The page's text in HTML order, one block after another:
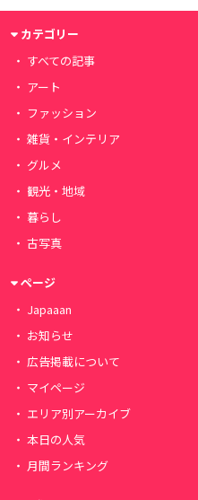
カテゴリー
すべての記事
アート
ファッション
雑貨・インテリア
グルメ
観光・地域
暮らし
古写真
ページ
Japaaan
お知らせ
広告掲載について
マイページ
エリア別アーカイブ
本日の人気
月間ランキング